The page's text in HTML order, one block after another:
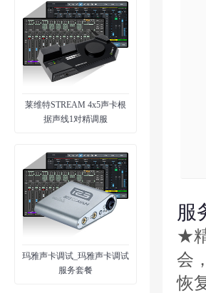
莱维特STREAM 4x5声卡根
据声线1对精调服
玛雅声卡调试_玛雅声卡调试
服务套餐
服
★
会
恢